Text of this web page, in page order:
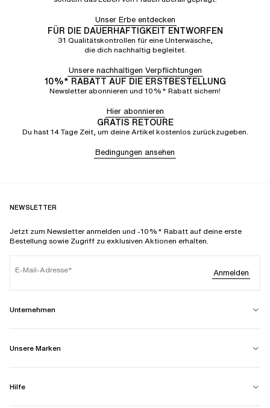
Unser Erbe entdecken
FÜR DIE DAUERHAFTIGKEIT ENTWORFEN
31 Qualitätskontrollen für eine Unterwäsche,
die dich nachhaltig begleitet.
Unsere nachhaltigen Verpflichtungen
10%* RABATT AUF DIE ERSTBESTELLUNG
Newsletter abonnieren und 10%* Rabatt sichern!
Hier abonnieren
GRATIS RETOURE
Du hast 14 Tage Zeit, um deine Artikel kostenlos zurückzugeben.
Bedingungen ansehen
NEWSLETTER
Jetzt zum Newsletter anmelden und -10%* Rabatt auf deine erste
Bestellung sowie Zugriff zu exklusiven Aktionen erhalten.
E-Mail-Adresse Anmelden
Unternehmen
Unsere Marken
Hilfe